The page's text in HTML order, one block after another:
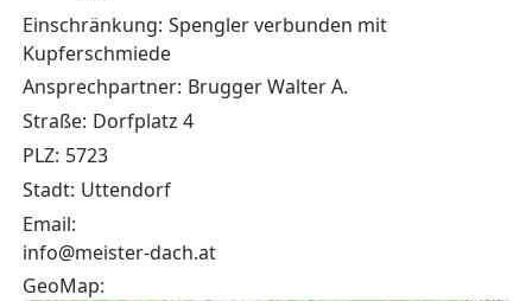
Einschränkung: Spengler verbunden mit
Kupferschmiede
Ansprechpartner: Brugger Walter A.
Straße: Dorfplatz 4
PLZ: 5723
Stadt: Uttendorf
Email:
info@meister-dach.at
GeoMap: